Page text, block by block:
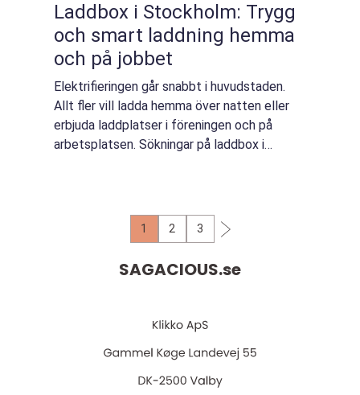
Laddbox i Stockholm: Trygg
och smart laddning hemma
och på jobbet
Elektrifieringen går snabbt i huvudstaden.
Allt fler vill ladda hemma över natten eller
erbjuda laddplatser i föreningen och på
arbetsplatsen. Sökningar på laddbox i
1 2 3
SAGACIOUS.se